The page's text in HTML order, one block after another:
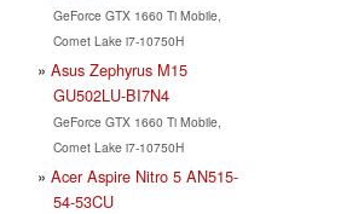
GeForce GTX 1660 Ti Mobile,
Comet Lake i7-10750H
Asus Zephyrus M15
GU502LU-BI7N4
GeForce GTX 1660 Ti Mobile,
Comet Lake i7-10750H
Acer Aspire Nitro 5 AN515-
54-53CU